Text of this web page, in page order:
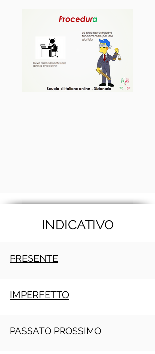
INDICATIVO
PRESENTE
IMPERFETTO
PASSATO PROSSIMO